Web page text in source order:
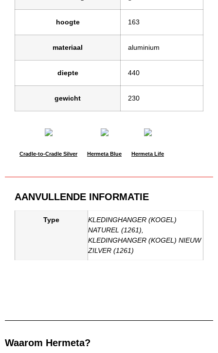
hoogte 163
materiaal aluminium
diepte 440
gewicht 230
Cradle-to-Cradle Silver Hermeta Blue Hermeta Life
AANVULLENDE INFORMATIE
Type
KLEDINGHANGER (KOGEL)
NATUREL (1261),
KLEDINGHANGER (KOGEL) NIEUW
ZILVER (1261)
Waarom Hermeta?